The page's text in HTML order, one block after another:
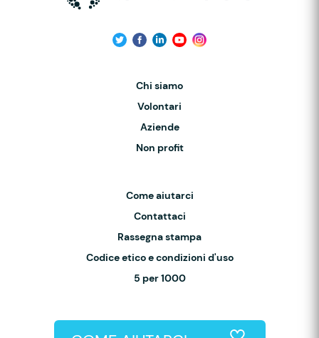
Chi siamo
Volontari
Aziende
Non profit
Come aiutarci
Contattaci
Rassegna stampa
Codice etico e condizioni d'uso
5 per 1000